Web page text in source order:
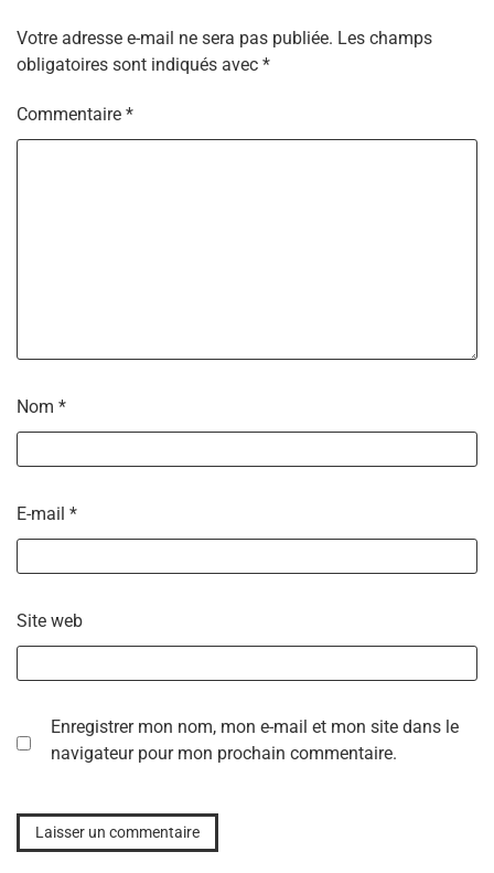
Votre adresse e-mail ne sera pas publiée. Les champs
obligatoires sont indiqués avec *
Commentaire *
Nom *
E-mail *
Site web
Enregistrer mon nom, mon e-mail et mon site dans le
navigateur pour mon prochain commentaire.